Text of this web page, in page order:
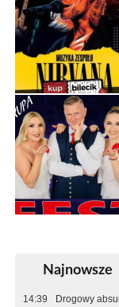
Najnowsze
14:39 Drogowy